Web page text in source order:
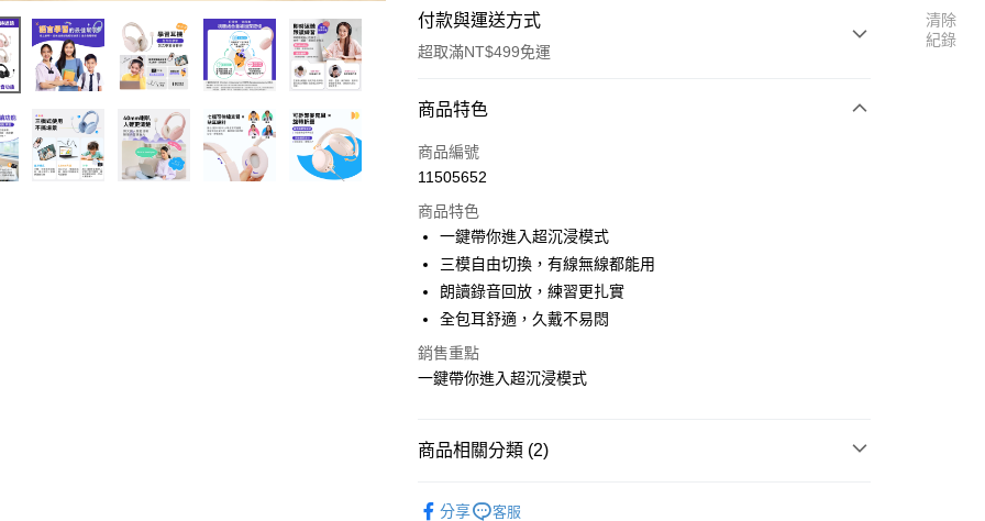
付款與運送方式
超取滿NT$499免運
付款方式
信用卡一次付款
LINE Pay
Apple Pay
街口支付
悠遊付
運送方式
商品特色
商品編號
11505652
商品特色
一鍵帶你進入超沉浸模式
三模自由切換，有線無線都能用
朗讀錄音回放，練習更扎實
全包耳舒適，久戴不易悶
銷售重點
一鍵帶你進入超沉浸模式
商品相關分類 (2)
分享 客服
清除
紀錄